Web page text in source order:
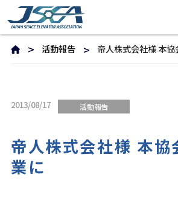
活動報告 帝人株式会社様 本
2013/08/17 活動報告
帝人株式会社様 本協
業に